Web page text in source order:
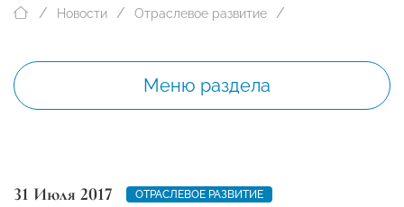
Новости Отраслевое развитие
Меню раздела
31 Июля 2017
ОТРАСЛЕВОЕ РАЗВИТИЕ